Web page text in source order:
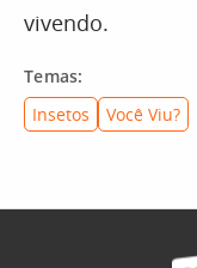
vivendo.
Temas:
Insetos
Você Viu?